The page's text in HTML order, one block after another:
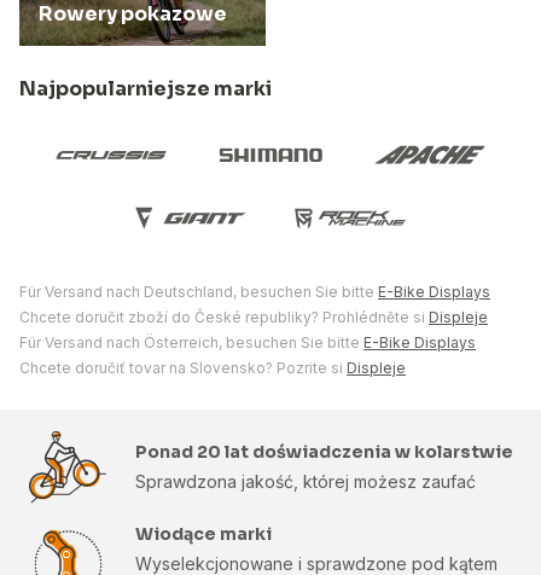
Rowery pokazowe
Najpopularniejsze marki
Für Versand nach Deutschland, besuchen Sie bitte E-Bike Displays
Chcete doručit zboží do České republiky? Prohlédněte si Displeje
Für Versand nach Österreich, besuchen Sie bitte E-Bike Displays
Chcete doručiť tovar na Slovensko? Pozrite si Displeje
Ponad 20 lat doświadczenia w kolarstwie
Sprawdzona jakość, której możesz zaufać
Wiodące marki
Wyselekcjonowane i sprawdzone pod kątem